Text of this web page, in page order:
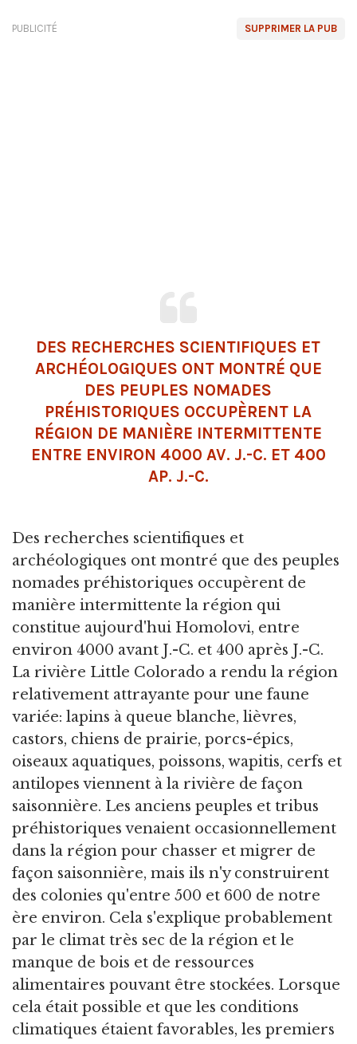
SUPPRIMER LA PUB
PUBLICITÉ
DES RECHERCHES SCIENTIFIQUES ET
ARCHÉOLOGIQUES ONT MONTRÉ QUE
DES PEUPLES NOMADES
PRÉHISTORIQUES OCCUPÈRENT LA
RÉGION DE MANIÈRE INTERMITTENTE
ENTRE ENVIRON 4000 AV. J.-C. ET 400
AP. J.-C.
Des recherches scientifiques et
archéologiques ont montré que des peuples
nomades préhistoriques occupèrent de
manière intermittente la région qui
constitue aujourd'hui Homolovi, entre
environ 4000 avant J.-C. et 400 après J.-C.
La rivière Little Colorado a rendu la région
relativement attrayante pour une faune
variée: lapins à queue blanche, lièvres,
castors, chiens de prairie, porcs-épics,
oiseaux aquatiques, poissons, wapitis, cerfs et
antilopes viennent à la rivière de façon
saisonnière. Les anciens peuples et tribus
préhistoriques venaient occasionnellement
dans la région pour chasser et migrer de
façon saisonnière, mais ils n'y construirent
des colonies qu'entre 500 et 600 de notre
ère environ. Cela s'explique probablement
par le climat très sec de la région et le
manque de bois et de ressources
alimentaires pouvant être stockées. Lorsque
cela était possible et que les conditions
climatiques étaient favorables, les premiers